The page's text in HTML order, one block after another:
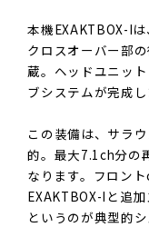
本機EXAKTBOX-I
クロスオーバー部
蔵。ヘッドユニッ
ブシステムが完成し
この装備は、サラ
的。最大7.1ch分の
なります。フロン
EXAKTBOX-Iと追
というのが典型的シ